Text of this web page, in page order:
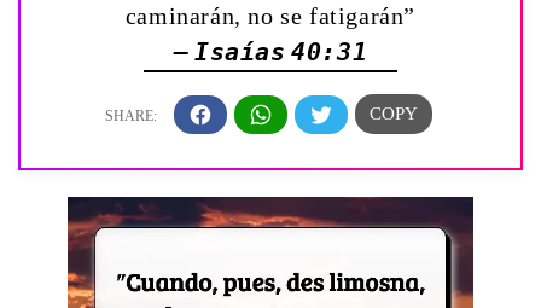
caminarán, no se fatigarán”
— Isaías 40:31